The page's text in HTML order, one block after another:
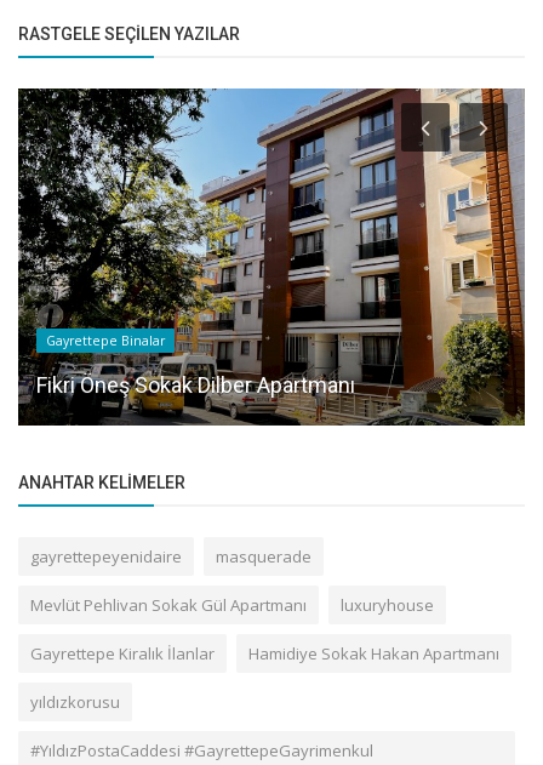
RASTGELE SEÇILEN YAZILAR
Gayrettepe Binalar
Fikri Öneş Sokak Dilber Apartmanı
ANAHTAR KELIMELER
gayrettepeyenidaire masquerade
Mevlüt Pehlivan Sokak Gül Apartmanı luxuryhouse
Gayrettepe Kiralık İlanlar Hamidiye Sokak Hakan Apartmanı
yıldızkorusu
#YıldızPostaCaddesi #GayrettepeGayrimenkul